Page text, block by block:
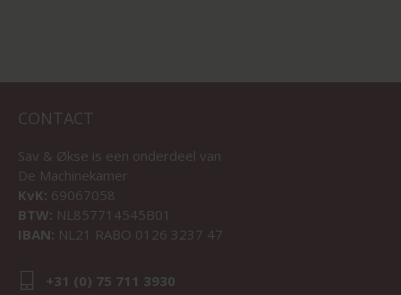
CONTACT
Sav & Økse is een onderdeel van
De Machinekamer
KvK: 69067058
BTW: NL857714545B01
IBAN: NL21 RABO 0126 3237 47
+31 (0) 75 711 3930